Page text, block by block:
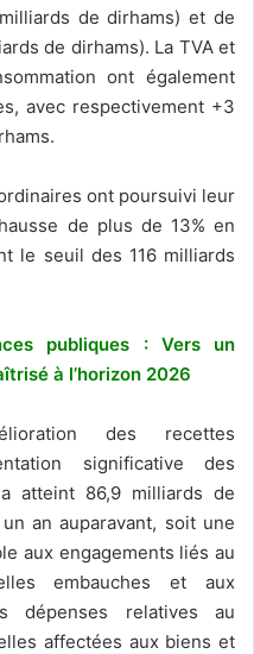
de dirhams) et de
de dirhams). La TVA et
ont également
avec respectivement +3
ont poursuivi leur
de plus de 13% en
le seuil des 116 milliards
publiques : Vers un
à l’horizon 2026
des recettes
significative des
atteint 86,9 milliards de
an auparavant, soit une
aux engagements liés au
embauches et aux
dépenses relatives au
affectées aux biens et